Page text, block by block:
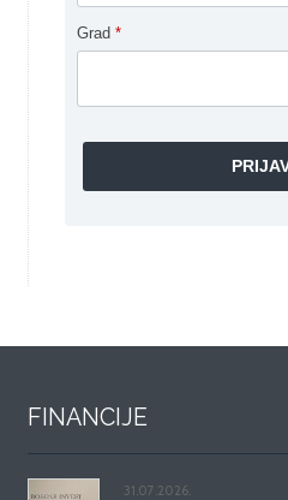
Grad *
FINANCIJE
31.07.2026.